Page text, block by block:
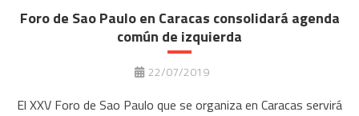
Foro de Sao Paulo en Caracas consolidará agenda
común de izquierda
22/07/2019
El XXV Foro de Sao Paulo que se organiza en Caracas servirá